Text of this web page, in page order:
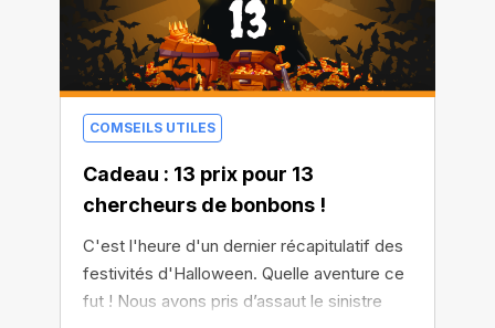
COMSEILS UTILES
Cadeau : 13 prix pour 13
chercheurs de bonbons !
C'est l'heure d'un dernier récapitulatif des
festivités d'Halloween. Quelle aventure ce
fut ! Nous avons pris d’assaut le sinistre